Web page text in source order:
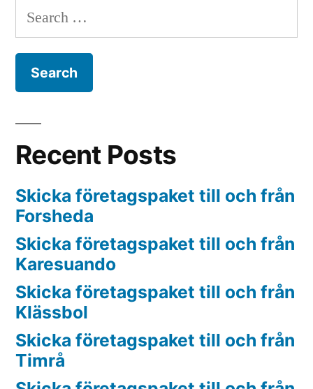
Search
for:
Recent Posts
Skicka företagspaket till och från
Forsheda
Skicka företagspaket till och från
Karesuando
Skicka företagspaket till och från
Klässbol
Skicka företagspaket till och från
Timrå